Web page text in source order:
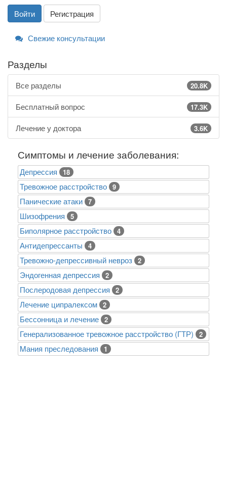
Войти
Регистрация
Свежие консультации
Разделы
Все разделы 20.8K
Бесплатный вопрос 17.3K
Лечение у доктора 3.6K
Симптомы и лечение заболевания:
Депрессия 18
Тревожное расстройство 9
Панические атаки 7
Шизофрения 5
Биполярное расстройство 4
Антидепрессанты 4
Тревожно-депрессивный невроз 2
Эндогенная депрессия 2
Послеродовая депрессия 2
Лечение ципралексом 2
Бессонница и лечение 2
Генерализованное тревожное расстройство (ГТР) 2
Mания преследования 1